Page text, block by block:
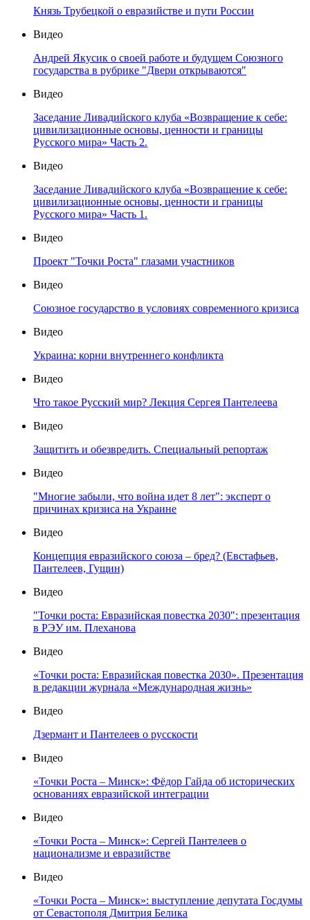
Князь Трубецкой о евразийстве и пути России
Видео
Андрей Якусик о своей работе и будущем Союзного
государства в рубрике "Двери открываются"
Видео
Заседание Ливадийского клуба «Возвращение к себе:
цивилизационные основы, ценности и границы
Русского мира» Часть 2.
Видео
Заседание Ливадийского клуба «Возвращение к себе:
цивилизационные основы, ценности и границы
Русского мира» Часть 1.
Видео
Проект "Точки Роста" глазами участников
Видео
Союзное государство в условиях современного кризиса
Видео
Украина: корни внутреннего конфликта
Видео
Что такое Русский мир? Лекция Сергея Пантелеева
Видео
Защитить и обезвредить. Специальный репортаж
Видео
"Многие забыли, что война идет 8 лет": эксперт о
причинах кризиса на Украине
Видео
Концепция евразийского союза – бред? (Евстафьев,
Пантелеев, Гущин)
Видео
"Точки роста: Евразийская повестка 2030": презентация
в РЭУ им. Плеханова
Видео
«Точки роста: Евразийская повестка 2030». Презентация
в редакции журнала «Международная жизнь»
Видео
Дзермант и Пантелеев о русскости
Видео
«Точки Роста – Минск»: Фёдор Гайда об исторических
основаниях евразийской интеграции
Видео
«Точки Роста – Минск»: Сергей Пантелеев о
национализме и евразийстве
Видео
«Точки Роста – Минск»: выступление депутата Госдумы
от Севастополя Дмитрия Белика